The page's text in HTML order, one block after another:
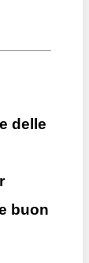
delle
buon